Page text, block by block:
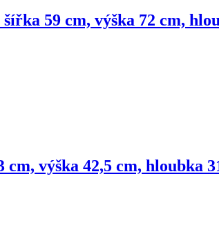
59 cm, výška 72 cm,
cm, výška 42,5 cm, hloubka